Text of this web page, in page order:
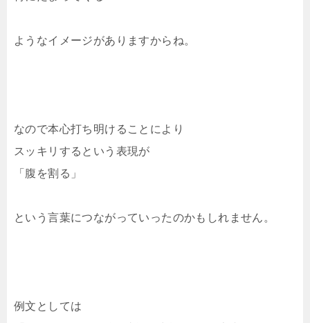
ようなイメージがありますからね。
なので本心打ち明けることにより
スッキリするという表現が
「腹を割る」
という言葉につながっていったのかもしれません。
例文としては